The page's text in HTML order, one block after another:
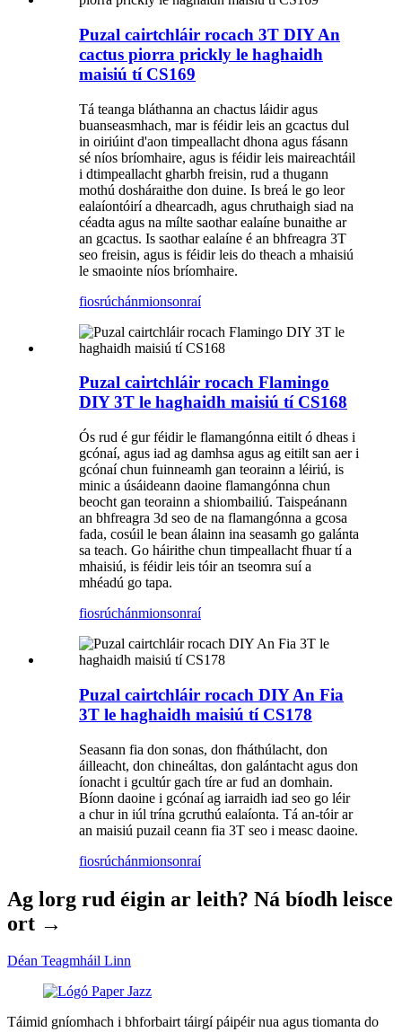
Puzal cairtchláir rocach 3T DIY An
cactus piorra prickly le haghaidh
maisiú tí CS169
Tá teanga bláthanna an chactus láidir agus
buanseasmhach, mar is féidir leis an gcactus dul
in oiriúint d'aon timpeallacht dhona agus fásann
sé níos bríomhaire, agus is féidir leis maireachtáil
i dtimpeallacht gharbh freisin, rud a thugann
mothú dosháraithe don duine. Is breá le go leor
ealaíontóirí a dhearcadh, agus chruthaigh siad na
céadta agus na mílte saothar ealaíne bunaithe ar
an gcactus. Is saothar ealaíne é an bhfreagra 3T
seo freisin, agus is féidir leis do theach a mhaisiú
le smaointe níos bríomhaire.
fiosrúchánmionsonraí
Puzal cairtchláir rocach Flamingo
DIY 3T le haghaidh maisiú tí CS168
Ós rud é gur féidir le flamangónna eitilt ó dheas i
gcónaí, agus iad ag damhsa agus ag eitilt san aer i
gcónaí chun fuinneamh gan teorainn a léiriú, is
minic a úsáideann daoine flamangónna chun
beocht gan teorainn a shiombailiú. Taispeánann
an bhfreagra 3d seo de na flamangónna a gcosa
fada, cosúil le bean álainn ina seasamh go galánta
sa teach. Go háirithe chun timpeallacht fhuar tí a
mhaisiú, is féidir leis tóir an tseomra suí a
mhéadú go tapa.
fiosrúchánmionsonraí
Puzal cairtchláir rocach DIY An Fia
3T le haghaidh maisiú tí CS178
Seasann fia don sonas, don fháthúlacht, don
áilleacht, don chineáltas, don galántacht agus don
íonacht i gcultúr gach tíre ar fud an domhain.
Bíonn daoine i gcónaí ag iarraidh iad seo go léir
a chur in iúl trína gcruthú ealaíonta. Tá an-tóir ar
an maisiú puzail ceann fia 3T seo i measc daoine.
fiosrúchánmionsonraí
Ag lorg rud éigin ar leith? Ná bíodh leisce
ort →
Déan Teagmháil Linn
Táimid gníomhach i bhforbairt táirgí páipéir nua agus tiomanta do